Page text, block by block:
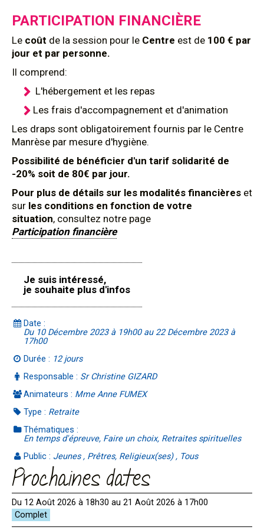
PARTICIPATION FINANCIÈRE
Le coût de la session pour le Centre est de 100 € par
jour et par personne.
Il comprend:
L'hébergement et les repas
Les frais d'accompagnement et d'animation
Les draps sont obligatoirement fournis par le Centre
Manrèse par mesure d'hygiène.
Possibilité de bénéficier d'un tarif solidarité de
-20% soit de 80€ par jour.
Pour plus de détails sur les modalités financières et
sur les conditions en fonction de votre
situation, consultez notre page
Participation financière
Je suis intéressé,
je souhaite plus d'infos
Date :
Du 10 Décembre 2023 à 19h00 au 22 Décembre 2023 à
17h00
Durée : 12 jours
Responsable : Sr Christine GIZARD
Animateurs : Mme Anne FUMEX
Type : Retraite
Thématiques :
En temps d'épreuve, Faire un choix, Retraites spirituelles
Public : Jeunes , Prêtres, Religieux(ses) , Tous
Prochaines dates
Du 12 Août 2026 à 18h30 au 21 Août 2026 à 17h00